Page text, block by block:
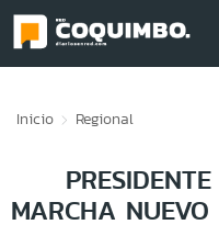
Inicio Regional
MARCHA